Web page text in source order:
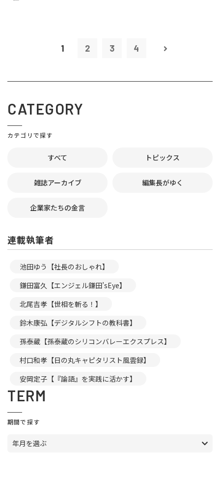
1 2 3 4
CATEGORY
カテゴリで探す
すべて トピックス
雑誌アーカイブ 編集長がゆく
企業家たちの金言
連載執筆者
池田ゆう【社長のおしゃれ】
鎌田富久【エンジェル鎌田’sEye】
北尾吉孝【世相を斬る！】
鈴木康弘【デジタルシフトの教科書】
孫泰蔵【孫泰蔵のシリコンバレーエクスプレス】
村口和孝【日の丸キャピタリスト風雲録】
安岡定子【『論語』を実践に活かす】
TERM
期間で探す
年月を選ぶ